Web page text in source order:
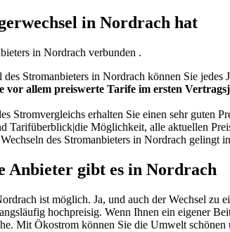
in Nordrach hat
in Nordrach verbunden .
Stromanbieters in Nordrach können Sie
vor allem preiswerte Tarife im ersten
Stromvergleichs erhalten Sie einen sehr guten
Tarifüberblick|die Möglichkeit, alle aktuellen
des Stromanbieters in Nordrach gelingt
Anbieter gibt es in Nordrach
ist möglich. Ja, und auch der Wechsel
hochpreisig. Wenn Ihnen ein eigener
Mit Ökostrom können Sie die Umwelt